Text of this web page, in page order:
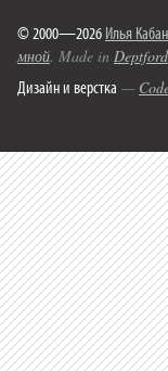
© 2000—2026 Илья
мной. Made in Deptford
Дизайн и верстка —